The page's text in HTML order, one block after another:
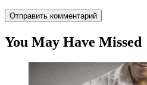
You May Have Missed